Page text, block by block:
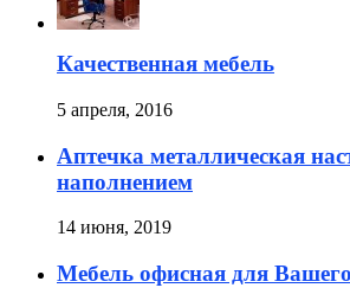
Качественная мебель
5 апреля, 2016
Аптечка металлическая
наполнением
14 июня, 2019
Мебель офисная для Вашего